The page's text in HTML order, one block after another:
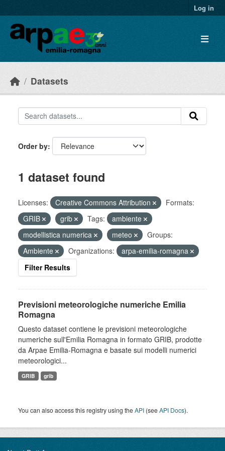
Log in
Datasets
Order by
1 dataset found
Licenses: Creative Commons Attribution
Formats:
GRIB
grib Tags:
ambiente
modellistica numerica
meteo
Groups:
Ambiente
Organizations:
arpa-emilia-romagna
Filter Results
Previsioni meteorologiche numeriche Emilia
Romagna
Questo dataset contiene le previsioni meteorologiche
numeriche sull'Emilia Romagna in formato GRIB, prodotte
da Arpae Emilia-Romagna e basate sui modelli numerici
meteorologici...
GRIB grib
You can also access this registry using theAPI (seeAPI Docs).